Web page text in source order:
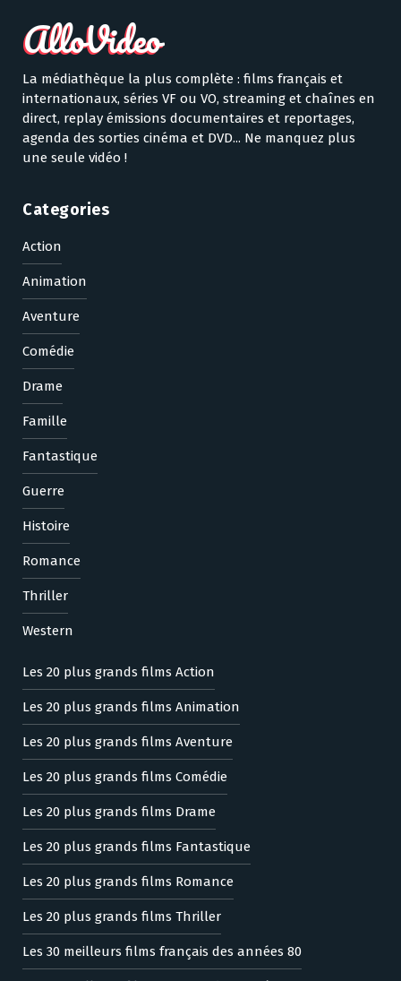
La médiathèque la plus complète : films français et
internationaux, séries VF ou VO, streaming et chaînes en
direct, replay émissions documentaires et reportages,
agenda des sorties cinéma et DVD... Ne manquez plus
une seule vidéo !
Categories
Action
Animation
Aventure
Comédie
Drame
Famille
Fantastique
Guerre
Histoire
Romance
Thriller
Western
Les 20 plus grands films Action
Les 20 plus grands films Animation
Les 20 plus grands films Aventure
Les 20 plus grands films Comédie
Les 20 plus grands films Drame
Les 20 plus grands films Fantastique
Les 20 plus grands films Romance
Les 20 plus grands films Thriller
Les 30 meilleurs films français des années 80